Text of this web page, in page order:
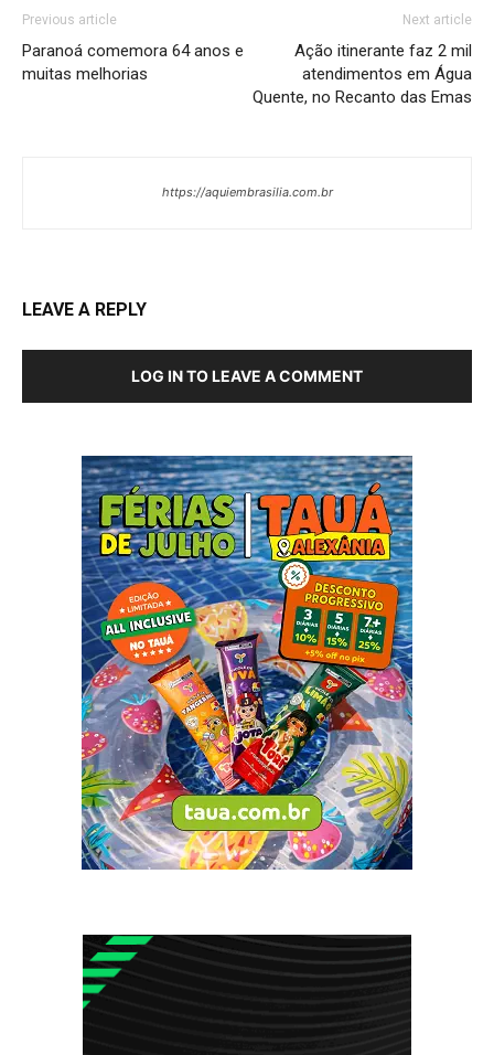
Previous article
Paranoá comemora 64 anos e
muitas melhorias
Next article
Ação itinerante faz 2 mil
atendimentos em Água
Quente, no Recanto das Emas
https://aquiembrasilia.com.br
LEAVE A REPLY
LOG IN TO LEAVE A COMMENT